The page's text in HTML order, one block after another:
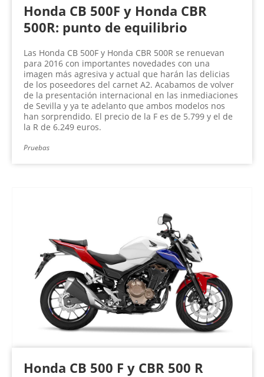
Honda CB 500F y Honda CBR
500R: punto de equilibrio
Las Honda CB 500F y Honda CBR 500R se renuevan
para 2016 con importantes novedades con una
imagen más agresiva y actual que harán las delicias
de los poseedores del carnet A2. Acabamos de volver
de la presentación internacional en las inmediaciones
de Sevilla y ya te adelanto que ambos modelos nos
han sorprendido. El precio de la F es de 5.799 y el de
la R de 6.249 euros.
Pruebas
Honda CB 500 F y CBR 500 R